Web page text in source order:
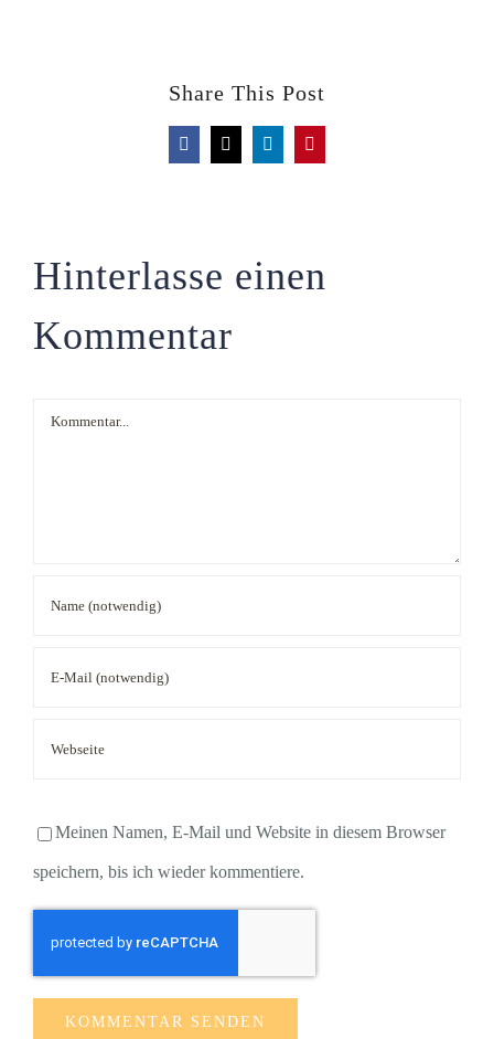
Share This Post
Facebook
X LinkedInPinterest
Hinterlasse einen
Kommentar
Kommentar
Meinen Namen, E-Mail und Website in diesem Browser
speichern, bis ich wieder kommentiere.